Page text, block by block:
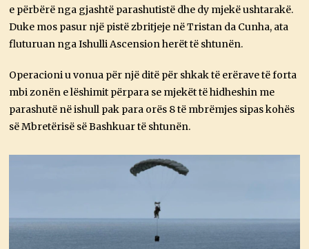
e përbërë nga gjashtë parashutistë dhe dy mjekë ushtarakë.
Duke mos pasur një pistë zbritjeje në Tristan da Cunha, ata
fluturuan nga Ishulli Ascension herët të shtunën.
Operacioni u vonua për një ditë për shkak të erërave të forta
mbi zonën e lëshimit përpara se mjekët të hidheshin me
parashutë në ishull pak para orës 8 të mbrëmjes sipas kohës
së Mbretërisë së Bashkuar të shtunën.